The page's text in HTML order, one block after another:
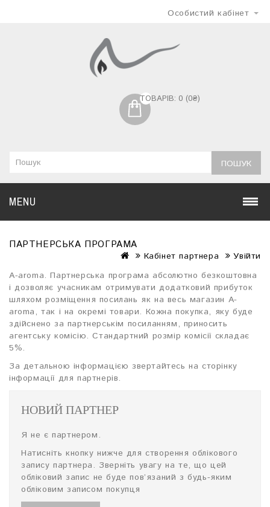
Особистий кабінет
ТОВАРІВ: 0 (0₴)
ПОШУК
MENU
ПАРТНЕРСЬКА ПРОГРАМА
Кабінет партнера
Увійти
A-aroma. Партнерська програма абсолютно безкоштовна
і дозволяє учасникам отримувати додатковий прибуток
шляхом розміщення посилань як на весь магазин A-
aroma, так і на окремі товари. Кожна покупка, яку буде
здійснено за партнерськім посиланням, приносить
агентську комісію. Стандартний розмір комісії складає
5%.
За детальною інформацією звертайтесь на сторінку
інформації для партнерів.
НОВИЙ ПАРТНЕР
Я не є партнером.
Натисніть кнопку нижче для створення облікового
запису партнера. Зверніть увагу на те, що цей
обліковий запис не буде пов’язаний з будь-яким
обліковим записом покупця